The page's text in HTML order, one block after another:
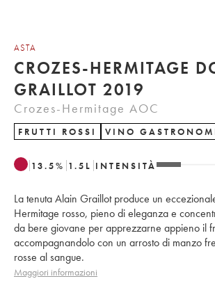
ASTA
CROZES-HERMITAGE
GRAILLOT 2019
Crozes-Hermitage AOC
FRUTTI ROSSI VINO
13.5% 1.5 L INTENSITÀ
La tenuta Alain Graillot produce un
Hermitage rosso, pieno di eleganza e
da bere giovane per apprezzarne appieno il
accompagnandolo con un arrosto di manzo
rosse al sangue.
Maggiori informazioni